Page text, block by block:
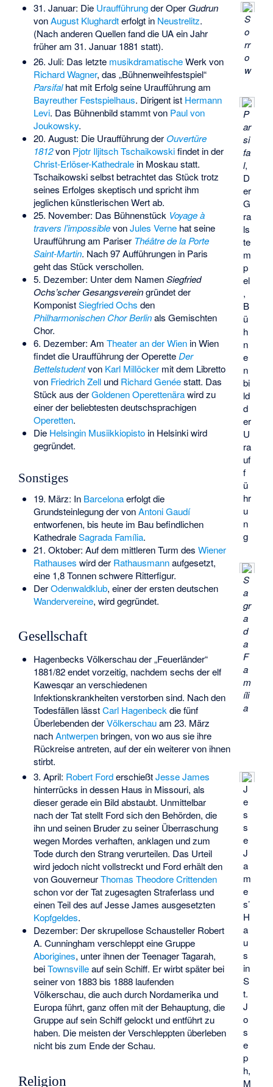
S
o
rr
o
w
31. Januar: Die Uraufführungder Oper Gudrun
vonAugust Klughardterfolgt in Neustrelitz.
(Nach anderen Quellen fand die UA ein Jahr
früher am 31. Januar 1881 statt).
P
ar
si
fa
l,
D
er
G
ra
ls
te
m
p
el
,
B
ü
h
n
e
n
bi
ld
d
er
U
ra
uf
f
ü
hr
u
n
g
26. Juli: Das letzte musikdramatischeWerk von
Richard Wagner, das „Bühnenweihfestspiel“
Parsifalhat mit Erfolg seine Uraufführung am
Bayreuther Festspielhaus. Dirigent ist Hermann
Levi. Das Bühnenbild stammt von Paul von
Joukowsky.
20. August: Die Uraufführung derOuvertüre
1812von Pjotr Iljitsch Tschaikowskifindet in der
Christ-Erlöser-Kathedralein Moskau statt.
Tschaikowski selbst betrachtet das Stück trotz
seines Erfolges skeptisch und spricht ihm
jeglichen künstlerischen Wert ab.
25. November: Das Bühnenstück Voyage à
travers l’impossiblevonJules Vernehat seine
Uraufführung am Pariser Théâtre de la Porte
Saint-Martin. Nach 97 Aufführungen in Paris
geht das Stück verschollen.
5. Dezember: Unter dem NamenSiegfried
Ochs’scher Gesangsvereingründet der
KomponistSiegfried Ochs den
Philharmonischen Chor Berlinals Gemischten
Chor.
6. Dezember: Am Theater an der Wienin Wien
findet die Uraufführung der OperetteDer
Bettelstudentvon Karl Millöckermit dem Libretto
von Friedrich Zellund Richard Genéestatt. Das
Stück aus derGoldenen Operettenärawird zu
einer der beliebtesten deutschsprachigen
Operetten.
Die Helsingin Musiikkiopistoin Helsinki wird
gegründet.
Sonstiges
S
a
gr
a
d
a
F
a
m
íli
a
19. März: In Barcelonaerfolgt die
Grundsteinlegung der vonAntoni Gaudí
entworfenen, bis heute im Bau befindlichen
KathedraleSagrada Família.
21. Oktober: Auf dem mittleren Turm des Wiener
Rathauses wird der Rathausmannaufgesetzt,
eine 1,8 Tonnen schwere Ritterfigur.
DerOdenwaldklub, einer der ersten deutschen
Wandervereine, wird gegründet.
Gesellschaft
Hagenbecks Völkerschau der „Feuerländer“
1881/82endet vorzeitig, nachdem sechs der elf
Kawesqar an verschiedenen
Infektionskrankheiten verstorben sind. Nach den
Todesfällen lässtCarl Hagenbeck die fünf
Überlebenden derVölkerschauam 23. März
nachAntwerpenbringen, von wo aus sie ihre
Rückreise antreten, auf der ein weiterer von ihnen
stirbt.
J
e
s
s
e
J
a
m
e
s’
H
a
u
s
in
S
t.
J
o
s
e
p
h,
M
3. April: Robert ForderschießtJesse James
hinterrücks in dessen Haus in Missouri, als
dieser gerade ein Bild abstaubt. Unmittelbar
nach der Tat stellt Ford sich den Behörden, die
ihn und seinen Bruder zu seiner Überraschung
wegen Mordes verhaften, anklagen und zum
Tode durch den Strang verurteilen. Das Urteil
wird jedoch nicht vollstreckt und Ford erhält den
von GouverneurThomas Theodore Crittenden
schon vor der Tat zugesagten Straferlass und
einen Teil des auf Jesse James ausgesetzten
Kopfgeldes.
Dezember: Der skrupellose Schausteller Robert
A. Cunningham verschleppt eine Gruppe
Aborigines, unter ihnen der TeenagerTagarah,
beiTownsvilleauf sein Schiff. Er wirbt später bei
seiner von 1883 bis 1888 laufenden
Völkerschau, die auch durch Nordamerika und
Europa führt, ganz offen mit der Behauptung, die
Gruppe auf sein Schiff gelockt und entführt zu
haben. Die meisten der Verschleppten überleben
nicht bis zum Ende der Schau.
Religion